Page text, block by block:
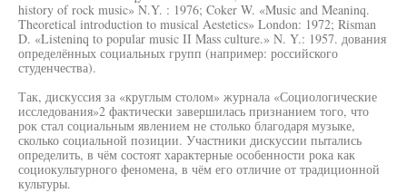
history of rock music» N.Y. : 1976; Coker W. «Music and Meaninq.
Theoretical introduction to musical Aestetics» London: 1972; Risman
D. «Listeninq to popular music II Mass culture.» N. Y.: 1957. дования
определённых социальных групп (например: российского
студенчества).
Так, дискуссия за «круглым столом» журнала «Социологические
исследования»2 фактически завершилась признанием того, что
рок стал социальным явлением не столько благодаря музыке,
сколько социальной позиции. Участники дискуссии пытались
определить, в чём состоят характерные особенности рока как
социокультурного феномена, в чём его отличие от традиционной
культуры.